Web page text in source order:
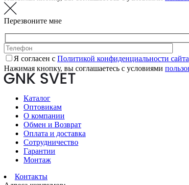
Перезвоните мне
Я согласен с Политикой конфиденциальности сайта
Нажимая кнопку, вы соглашаетесь с условиями
Каталог
Оптовикам
О компании
Обмен и Возврат
Оплата и доставка
Сотрудничество
Гарантии
Монтаж
Контакты